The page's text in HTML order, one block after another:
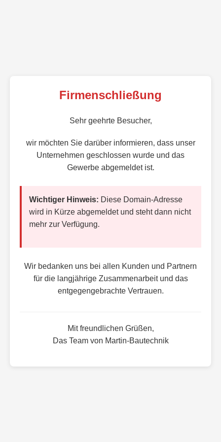
Firmenschließung
Sehr geehrte Besucher,
wir möchten Sie darüber informieren, dass unser
Unternehmen geschlossen wurde und das
Gewerbe abgemeldet ist.
Wichtiger Hinweis: Diese Domain-Adresse
wird in Kürze abgemeldet und steht dann nicht
mehr zur Verfügung.
Wir bedanken uns bei allen Kunden und Partnern
für die langjährige Zusammenarbeit und das
entgegengebrachte Vertrauen.
Mit freundlichen Grüßen,
Das Team von Martin-Bautechnik